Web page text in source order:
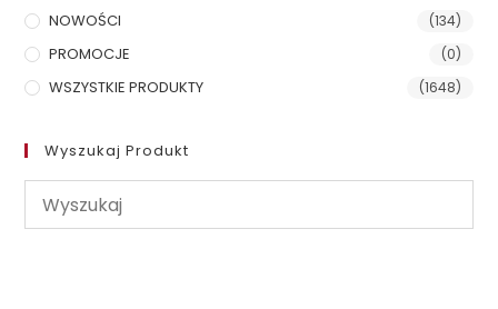
NOWOŚCI (134)
PROMOCJE (0)
WSZYSTKIE PRODUKTY (1648)
Wyszukaj Produkt